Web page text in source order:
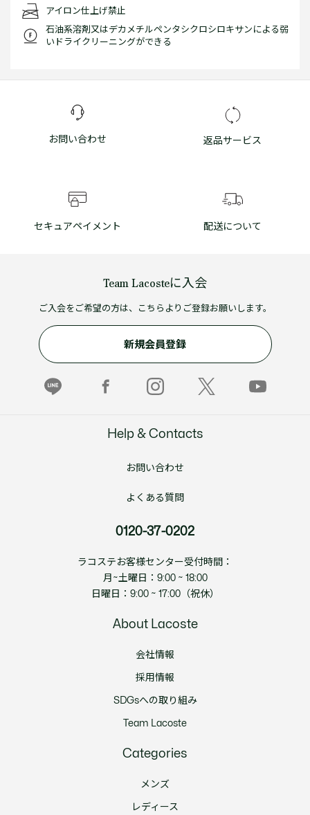
アイロン仕上げ禁止
石油系溶剤又はデカメチルペンタシクロシロキサンによる弱
いドライクリーニングができる
お問い合わせ 返品サービス
セキュアペイメント 配送について
Team Lacosteに入会
ご入会をご希望の方は、こちらよりご登録お願いします。
新規会員登録
Help & Contacts
お問い合わせ
よくある質問
0120-37-0202
ラコステお客様センター受付時間：
月~土曜日：9:00 ~ 18:00
日曜日：9:00 ~ 17:00（祝休）
About Lacoste
会社情報
採用情報
SDGsへの取り組み
Team Lacoste
Categories
メンズ
レディース